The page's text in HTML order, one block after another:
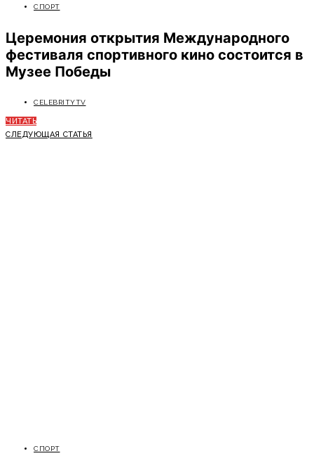
СПОРТ
Церемония открытия Международного
фестиваля спортивного кино состоится в
Музее Победы
CELEBRITYTV
ЧИТАТЬ
СЛЕДУЮЩАЯ СТАТЬЯ
СПОРТ